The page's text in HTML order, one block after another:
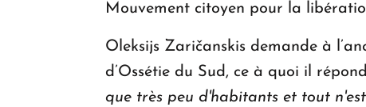
Mouvement citoyen pour la
Oleksijs Zaričanskis demande à
d’Ossétie du Sud, ce à quoi il
que très peu d'habitants et tout